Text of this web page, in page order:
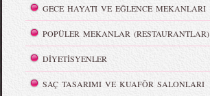
GECE HAYATI VE EĞLENCE MEKANLARI
POPÜLER MEKANLAR (RESTAURANTLAR)
DİYETİSYENLER
SAÇ TASARIMI VE KUAFÖR SALONLARI